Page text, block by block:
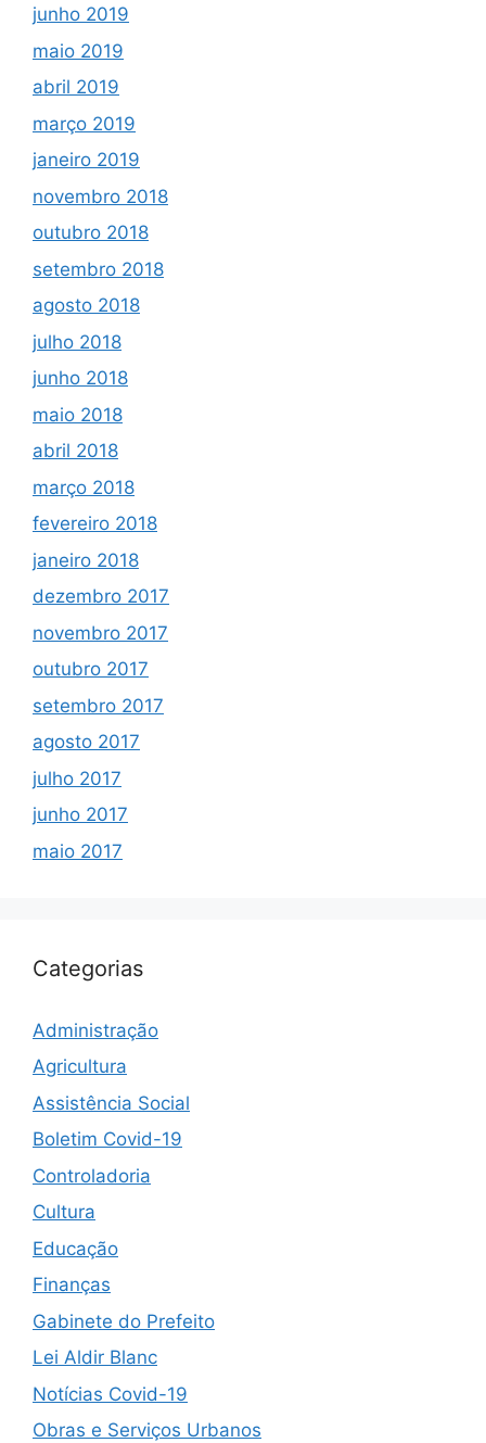
junho 2019
maio 2019
abril 2019
março 2019
janeiro 2019
novembro 2018
outubro 2018
setembro 2018
agosto 2018
julho 2018
junho 2018
maio 2018
abril 2018
março 2018
fevereiro 2018
janeiro 2018
dezembro 2017
novembro 2017
outubro 2017
setembro 2017
agosto 2017
julho 2017
junho 2017
maio 2017
Categorias
Administração
Agricultura
Assistência Social
Boletim Covid-19
Controladoria
Cultura
Educação
Finanças
Gabinete do Prefeito
Lei Aldir Blanc
Notícias Covid-19
Obras e Serviços Urbanos